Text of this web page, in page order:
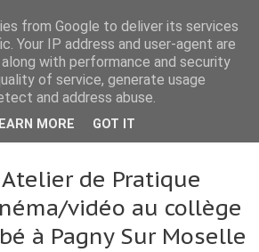
de Pratique
vidéo au collège
à Pagny Sur Moselle
from Google to deliver its services
Your IP address and user-agent are
with performance and security
of service, generate usage
and address abuse.
MORE GOT IT